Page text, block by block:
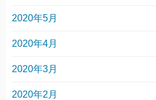
2020年5月
2020年4月
2020年3月
2020年2月